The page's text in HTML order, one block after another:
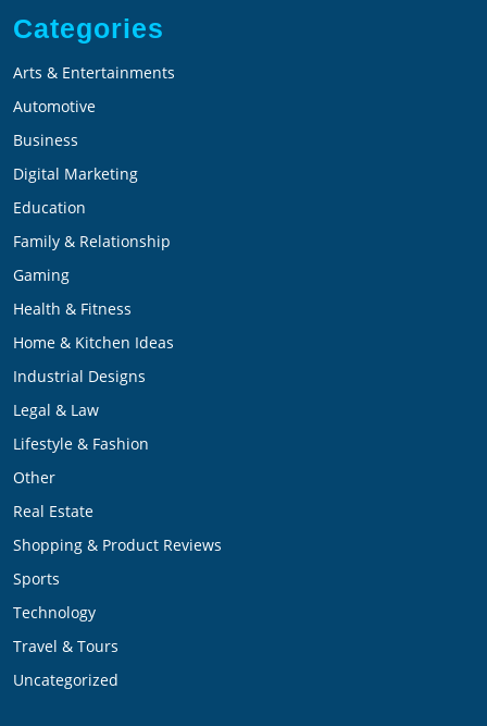
Categories
Arts & Entertainments
Automotive
Business
Digital Marketing
Education
Family & Relationship
Gaming
Health & Fitness
Home & Kitchen Ideas
Industrial Designs
Legal & Law
Lifestyle & Fashion
Other
Real Estate
Shopping & Product Reviews
Sports
Technology
Travel & Tours
Uncategorized